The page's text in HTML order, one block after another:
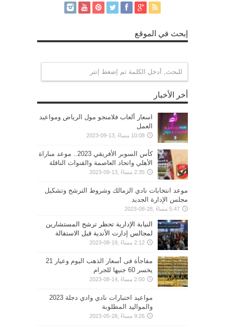
إبحث في الموقع
أخر الأخبار
اسعار ألعاب فلامنجو مول الرياض ومواعيد
العمل
10:08 مساءً ,13-09-2023
كأس السوبر الأفريقي 2023.. موعد مباراة
الأهلي واتحاد العاصمة والقنوات الناقلة
2:35 مساءً ,13-09-2023
موعد انتخابات نادي الزمالك وشروط الترشح وتشكيل
مجلس الإدارة الجديد
5:47 مساءً ,28-08-2023
النيابة الإدارية تحظر ترشح المستشارين
لمجالس إدارت الأندية قبل الاستقالة
2:12 مساءً ,19-08-2023
مفاجأة فى أسعار الذهب اليوم وعيار 21
يخسر 60 جنيها للجرام
2:00 مساءً ,14-08-2023
مواعيد اختبارات نادي وادي دجلة 2023
والمواليد المطلوبة
9:26 مساءً ,28-05-2023